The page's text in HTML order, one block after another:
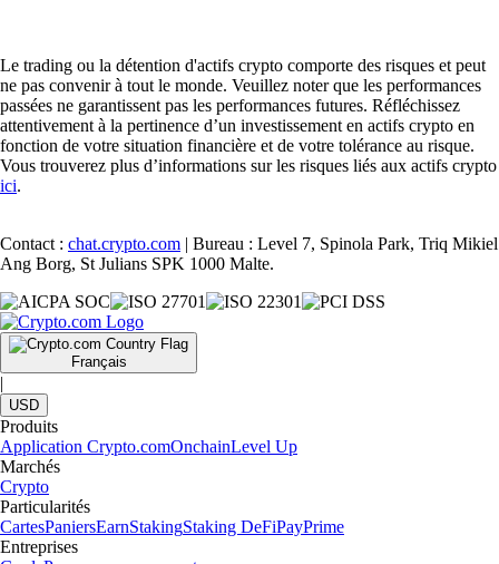
Le trading ou la détention d'actifs crypto comporte des risques et peut
ne pas convenir à tout le monde. Veuillez noter que les performances
passées ne garantissent pas les performances futures. Réfléchissez
attentivement à la pertinence d’un investissement en actifs crypto en
fonction de votre situation financière et de votre tolérance au risque.
Vous trouverez plus d’informations sur les risques liés aux actifs crypto
ici.
Contact : chat.crypto.com | Bureau : Level 7, Spinola Park, Triq Mikiel
Ang Borg, St Julians SPK 1000 Malte.
Français
|
USD
Produits
Application Crypto.comOnchainLevel Up
Marchés
Crypto
Particularités
CartesPaniersEarnStakingStaking DeFiPayPrime
Entreprises